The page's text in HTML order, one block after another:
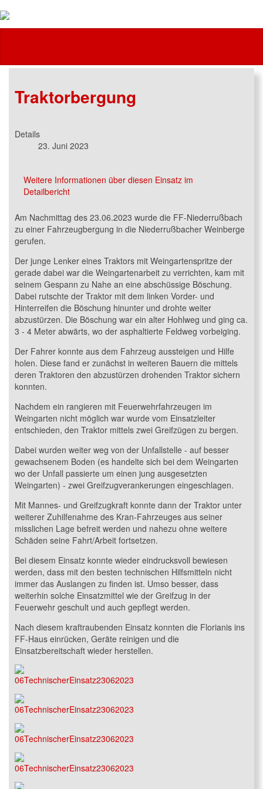
Traktorbergung
Details
23. Juni 2023
Weitere Informationen über diesen Einsatz im
Detailbericht
Am Nachmittag des 23.06.2023 wurde die FF-Niederrußbach
zu einer Fahrzeugbergung in die Niederrußbacher Weinberge
gerufen.
Der junge Lenker eines Traktors mit Weingartenspritze der
gerade dabei war die Weingartenarbeit zu verrichten, kam mit
seinem Gespann zu Nahe an eine abschüssige Böschung.
Dabei rutschte der Traktor mit dem linken Vorder- und
Hinterreifen die Böschung hinunter und drohte weiter
abzustürzen. Die Böschung war ein alter Hohlweg und ging ca.
3 - 4 Meter abwärts, wo der asphaltierte Feldweg vorbeiging.
Der Fahrer konnte aus dem Fahrzeug aussteigen und Hilfe
holen. Diese fand er zunächst in weiteren Bauern die mittels
deren Traktoren den abzustürzen drohenden Traktor sichern
konnten.
Nachdem ein rangieren mit Feuerwehrfahrzeugen im
Weingarten nicht möglich war wurde vom Einsatzleiter
entschieden, den Traktor mittels zwei Greifzügen zu bergen.
Dabei wurden weiter weg von der Unfallstelle - auf besser
gewachsenem Boden (es handelte sich bei dem Weingarten
wo der Unfall passierte um einen jung ausgesetzten
Weingarten) - zwei Greifzugverankerungen eingeschlagen.
Mit Mannes- und Greifzugkraft konnte dann der Traktor unter
weiterer Zuhilfenahme des Kran-Fahrzeuges aus seiner
misslichen Lage befreit werden und nahezu ohne weitere
Schäden seine Fahrt/Arbeit fortsetzen.
Bei diesem Einsatz konnte wieder eindrucksvoll bewiesen
werden, dass mit den besten technischen Hilfsmitteln nicht
immer das Auslangen zu finden ist. Umso besser, dass
weiterhin solche Einsatzmittel wie der Greifzug in der
Feuerwehr geschult und auch gepflegt werden.
Nach diesem kraftraubenden Einsatz konnten die Florianis ins
FF-Haus einrücken, Geräte reinigen und die
Einsatzbereitschaft wieder herstellen.